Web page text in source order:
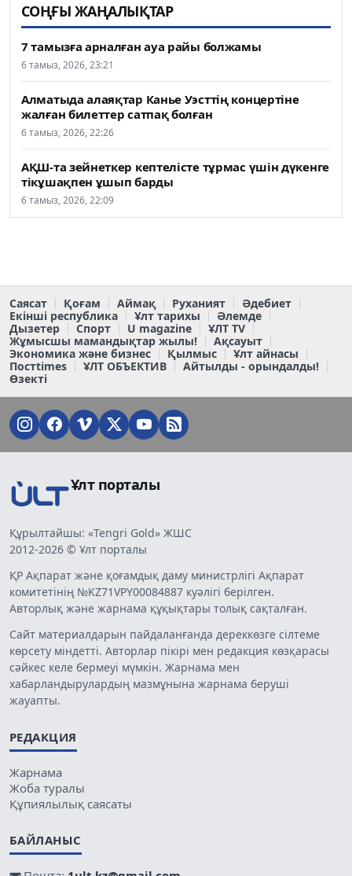
СОҢҒЫ ЖАҢАЛЫҚТАР
7 тамызға арналған ауа райы болжамы
6 тамыз, 2026, 23:21
Алматыда алаяқтар Канье Уэсттің концертіне
жалған билеттер сатпақ болған
6 тамыз, 2026, 22:26
АҚШ-та зейнеткер кептелісте тұрмас үшін дүкенге
тікұшақпен ұшып барды
6 тамыз, 2026, 22:09
Саясат Қоғам Аймақ Руханият
Әдебиет
Екінші республика
Ұлт тарихы
Әлемде
Дызетер
Спорт U magazine
ҰЛТ TV
Жұмысшы мамандықтар жылы!
Ақсауыт
Экономика және бизнес
Қылмыс
Ұлт айнасы
Постtimes
ҰЛТ ОБЪЕКТИВ
Айтылды - орындалды!
Өзекті
Ұлт порталы
Құрылтайшы: «Tengri Gold» ЖШС
2012-2026 © Ұлт порталы
ҚР Ақпарат және қоғамдық даму министрлігі Ақпарат
комитетінің №KZ71VPY00084887 куәлігі берілген.
Авторлық және жарнама құқықтары толық сақталған.
Сайт материалдарын пайдаланғанда дереккөзге сілтеме
көрсету міндетті. Авторлар пікірі мен редакция көзқарасы
сәйкес келе бермеуі мүмкін. Жарнама мен
хабарландырулардың мазмұнына жарнама беруші
жауапты.
РЕДАКЦИЯ
Жарнама
Жоба туралы
Құпиялылық саясаты
БАЙЛАНЫС